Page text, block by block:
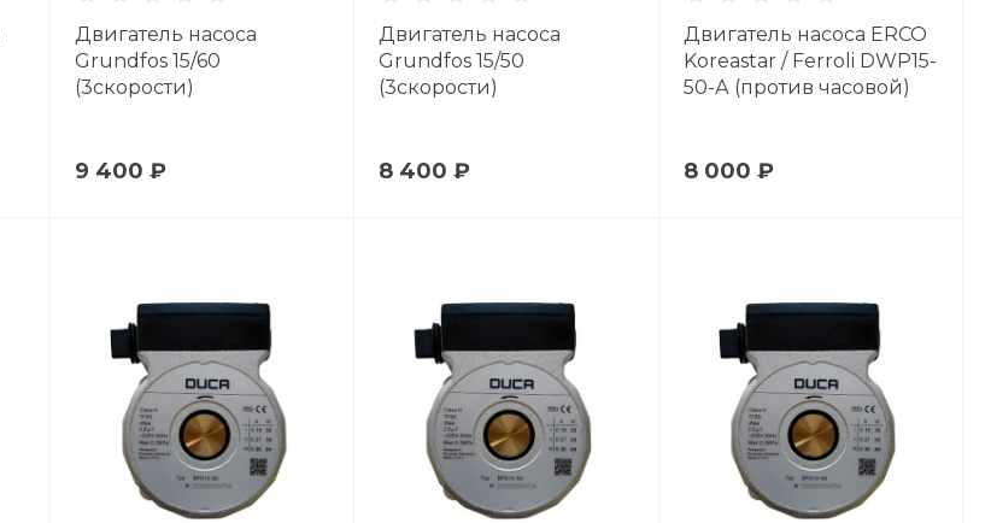
Двигатель насоса
Grundfos 15/60
(3скорости)
9 400 ₽
Двигатель насоса
Grundfos 15/50
(3скорости)
8 400 ₽
Двигатель насоса ERCO
Koreastar / Ferroli DWP15-
50-А (против часовой)
8 000 ₽